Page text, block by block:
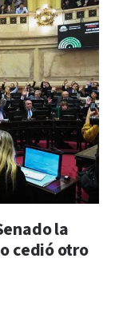
la
cedió otro